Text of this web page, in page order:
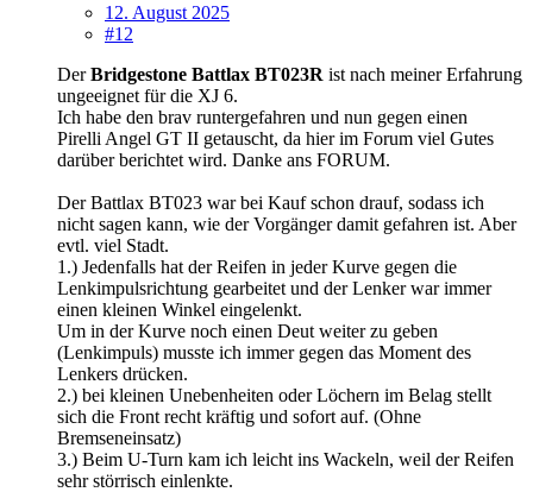
12. August 2025
#12
DerBridgestone Battlax BT023R ist nach meiner Erfahrung
ungeeignet für die XJ 6.
Ich habe den brav runtergefahren und nun gegen einen
Pirelli Angel GT II getauscht, da hier im Forum viel Gutes
darüber berichtet wird. Danke ans FORUM.
Der Battlax BT023 war bei Kauf schon drauf, sodass ich
nicht sagen kann, wie der Vorgänger damit gefahren ist. Aber
evtl. viel Stadt.
1.) Jedenfalls hat der Reifen in jeder Kurve gegen die
Lenkimpulsrichtung gearbeitet und der Lenker war immer
einen kleinen Winkel eingelenkt.
Um in der Kurve noch einen Deut weiter zu geben
(Lenkimpuls) musste ich immer gegen das Moment des
Lenkers drücken.
2.) bei kleinen Unebenheiten oder Löchern im Belag stellt
sich die Front recht kräftig und sofort auf. (Ohne
Bremseneinsatz)
3.) Beim U-Turn kam ich leicht ins Wackeln, weil der Reifen
sehr störrisch einlenkte.